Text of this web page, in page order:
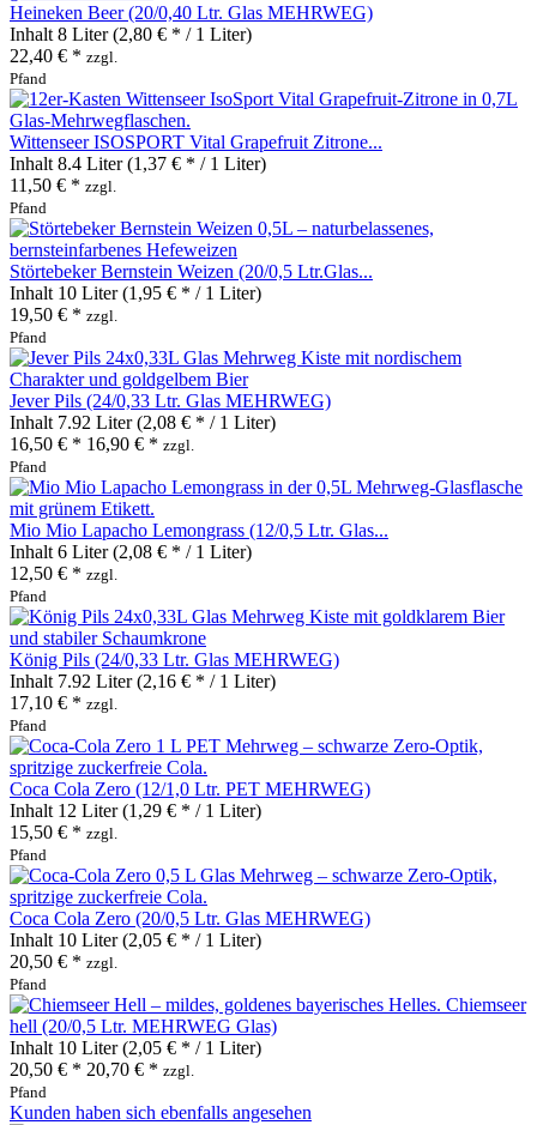
Heineken Beer (20/0,40 Ltr. Glas MEHRWEG)
Inhalt 8 Liter(2,80 € * / 1 Liter)
22,40 € * zzgl.
Pfand
Wittenseer ISOSPORT Vital Grapefruit Zitrone...
Inhalt 8.4 Liter(1,37 € * / 1 Liter)
11,50 € * zzgl.
Pfand
Störtebeker Bernstein Weizen (20/0,5 Ltr.Glas...
Inhalt 10 Liter(1,95 € * / 1 Liter)
19,50 € * zzgl.
Pfand
Jever Pils (24/0,33 Ltr. Glas MEHRWEG)
Inhalt 7.92 Liter(2,08 € * / 1 Liter)
16,50 € * 16,90 € * zzgl.
Pfand
Mio Mio Lapacho Lemongrass (12/0,5 Ltr. Glas...
Inhalt 6 Liter(2,08 € * / 1 Liter)
12,50 € * zzgl.
Pfand
König Pils (24/0,33 Ltr. Glas MEHRWEG)
Inhalt 7.92 Liter(2,16 € * / 1 Liter)
17,10 € * zzgl.
Pfand
Coca Cola Zero (12/1,0 Ltr. PET MEHRWEG)
Inhalt 12 Liter(1,29 € * / 1 Liter)
15,50 € * zzgl.
Pfand
Coca Cola Zero (20/0,5 Ltr. Glas MEHRWEG)
Inhalt 10 Liter(2,05 € * / 1 Liter)
20,50 € * zzgl.
Pfand
Chiemseer
hell (20/0,5 Ltr. MEHRWEG Glas)
Inhalt 10 Liter(2,05 € * / 1 Liter)
20,50 € * 20,70 € * zzgl.
Pfand
Kunden haben sich ebenfalls angesehen